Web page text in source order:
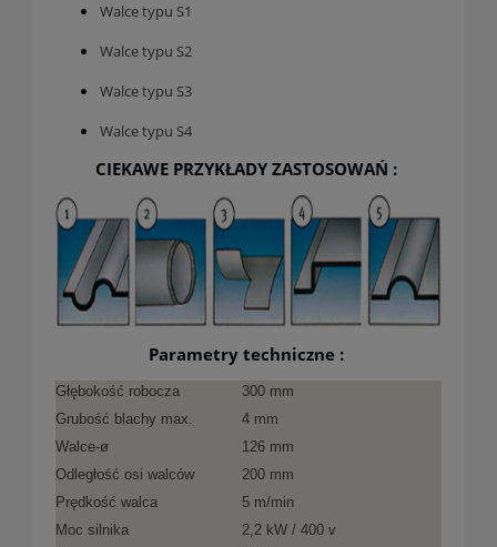
Walce typu S1
Walce typu S2
Walce typu S3
Walce typu S4
CIEKAWE PRZYKŁADY ZASTOSOWAŃ :
Parametry techniczne :
Głębokość robocza
300 mm
Grubość blachy max.
4 mm
Walce-ø
126 mm
Odległość osi walców
200 mm
Prędkość walca
5 m/min
Moc silnika
2,2 kW / 400 v